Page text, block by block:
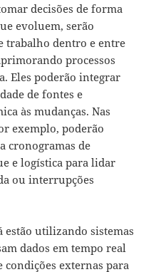
decisões de forma
evoluem, serão
trabalho dentro e entre
processos
Eles poderão integrar
de fontes e
às mudanças. Nas
exemplo, poderão
cronogramas de
e logística para lidar
ou interrupções
estão utilizando sistemas
dados em tempo real
condições externas para